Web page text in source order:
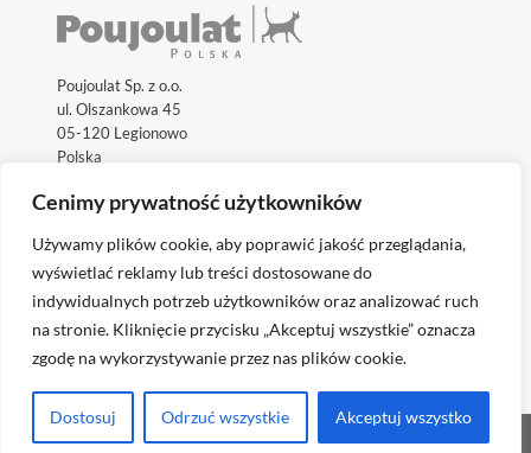
Cenimy prywatność użytkowników
Używamy plików cookie, aby poprawić jakość przeglądania,
wyświetlać reklamy lub treści dostosowane do
indywidualnych potrzeb użytkowników oraz analizować ruch
na stronie. Kliknięcie przycisku „Akceptuj wszystkie” oznacza
zgodę na wykorzystywanie przez nas plików cookie.
Dostosuj Odrzuć wszystkie Akceptuj wszystko
Poujoulat Sp. z o.o.
ul. Olszankowa 45
05-120 Legionowo
Polska
Odwiedź międzynarodowe strony internetowe:
realizacja:Skantree Agencja marketingowa B2B